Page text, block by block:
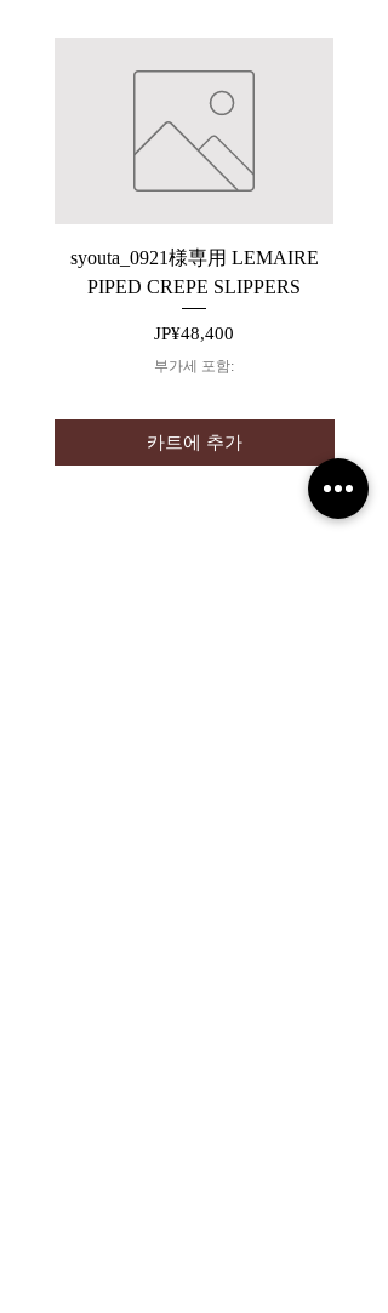
syouta_0921様専用 LEMAIRE
PIPED CREPE SLIPPERS
가격
JP¥48,400
부가세 포함:
카트에 추가
2019 NOUVERTEmagazine. All Rights